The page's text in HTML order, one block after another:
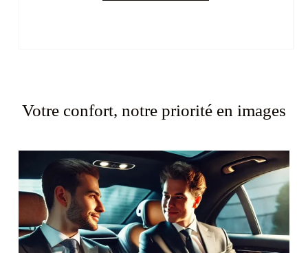
Votre confort, notre priorité en images